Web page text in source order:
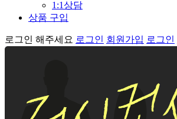
1:1상담
상품 구입
로그인 해주세요 로그인 회원가입 로그인